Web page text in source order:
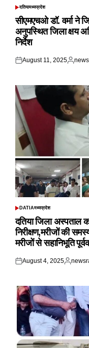
POSTED
IN
दतियामध्यप्रदेश
सीएमएचओ डॉ. वर्मा ने
अनुपस्थित जिला क्षय
निर्देश
Posted
August 11, 2025
Posted
POSTED
DATIAमध्यप्रदेश
दतिया जिला अस्पताल
निरीक्षण,मरीजों की
मरीजों से सहानिभूति
Posted
August 4, 2025
Posted